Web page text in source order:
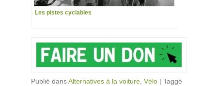
Les pistes cyclables
Publié dansAlternatives à la voiture, Vélo | Taggé